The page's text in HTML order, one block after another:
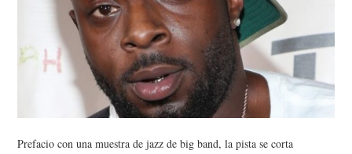
SPORTS
TECHNOLOGY
Prefacio con una muestra de jazz de big band, la pista se corta